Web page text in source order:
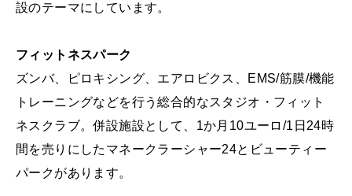
設のテーマにしています。
フィットネスパーク
ズンバ、ピロキシング、エアロビクス、EMS/筋膜/機能
トレーニングなどを行う総合的なスタジオ・フィット
ネスクラブ。併設施設として、1か月10ユーロ/1日24時
間を売りにしたマネークラーシャー24とビューティー
パークがあります。